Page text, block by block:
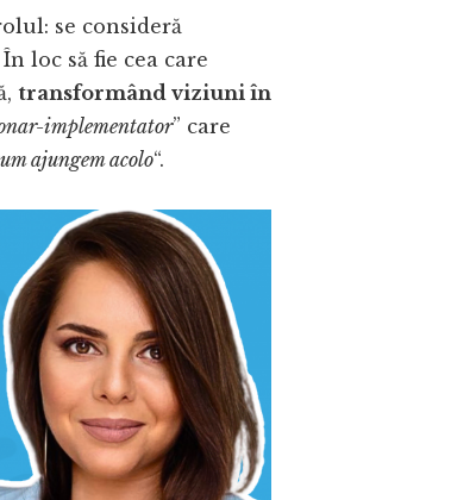
se consideră
loc să fie cea care
transformând viziuni în
implementator” care
ajungem acolo“.